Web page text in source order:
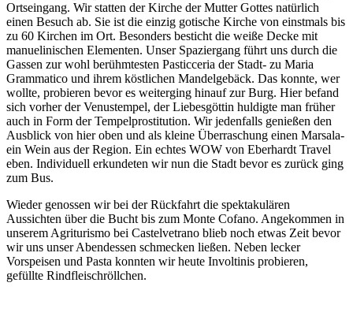
Ortseingang. Wir statten der Kirche der Mutter Gottes natürlich
einen Besuch ab. Sie ist die einzig gotische Kirche von einstmals bis
zu 60 Kirchen im Ort. Besonders besticht die weiße Decke mit
manuelinischen Elementen. Unser Spaziergang führt uns durch die
Gassen zur wohl berühmtesten Pasticceria der Stadt- zu Maria
Grammatico und ihrem köstlichen Mandelgebäck. Das konnte, wer
wollte, probieren bevor es weiterging hinauf zur Burg. Hier befand
sich vorher der Venustempel, der Liebesgöttin huldigte man früher
auch in Form der Tempelprostitution. Wir jedenfalls genießen den
Ausblick von hier oben und als kleine Überraschung einen Marsala-
ein Wein aus der Region. Ein echtes WOW von Eberhardt Travel
eben. Individuell erkundeten wir nun die Stadt bevor es zurück ging
zum Bus.
Wieder genossen wir bei der Rückfahrt die spektakulären
Aussichten über die Bucht bis zum Monte Cofano. Angekommen in
unserem Agriturismo bei Castelvetrano blieb noch etwas Zeit bevor
wir uns unser Abendessen schmecken ließen. Neben lecker
Vorspeisen und Pasta konnten wir heute Involtinis probieren,
gefüllte Rindfleischröllchen.